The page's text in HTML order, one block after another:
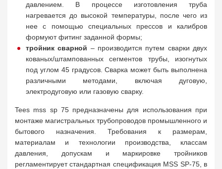
давлением. В процессе изготовления труба
нагревается до высокой температуры, после чего из
нее с помощью специальных прессов и калибров
формуют фитинг заданной формы;
тройник сварной – производится путем сварки двух
кованых/штампованных сегментов трубы, изогнутых
под углом 45 градусов. Сварка может быть выполнена
различными методами, включая дуговую,
электродуговую или газовую сварку.
Tees mss sp 75 предназначены для использования при
монтаже магистральных трубопроводов промышленного и
бытового назначения. Требования к размерам,
материалам и технологии производства, классам
давления, допускам и маркировке тройников
регламентирует стандартная спецификация MSS SP-75, в